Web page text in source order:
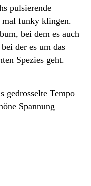
pulsierende
mal funky klingen.
bei dem es auch
der es um das
Spezies geht.
gedrosselte Tempo
Spannung